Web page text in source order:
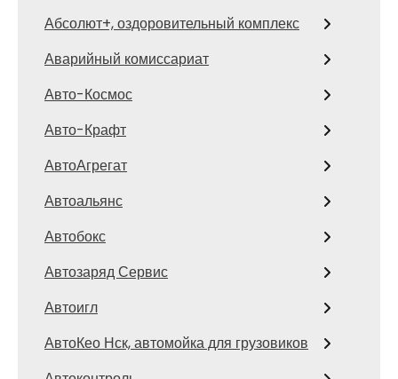
Абсолют+, оздоровительный комплекс
Аварийный комиссариат
Авто-Космос
Авто-Крафт
АвтоАгрегат
Автоальянс
Автобокс
Автозаряд Сервис
Автоигл
АвтоКео Нск, автомойка для грузовиков